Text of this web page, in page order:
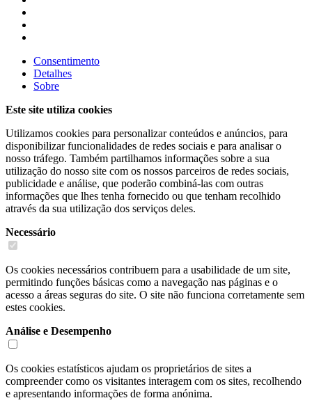
Consentimento
Detalhes
Sobre
Este site utiliza cookies
Utilizamos cookies para personalizar conteúdos e anúncios, para
disponibilizar funcionalidades de redes sociais e para analisar o
nosso tráfego. Também partilhamos informações sobre a sua
utilização do nosso site com os nossos parceiros de redes sociais,
publicidade e análise, que poderão combiná-las com outras
informações que lhes tenha fornecido ou que tenham recolhido
através da sua utilização dos serviços deles.
Necessário
Os cookies necessários contribuem para a usabilidade de um site,
permitindo funções básicas como a navegação nas páginas e o
acesso a áreas seguras do site. O site não funciona corretamente sem
estes cookies.
Análise e Desempenho
Os cookies estatísticos ajudam os proprietários de sites a
compreender como os visitantes interagem com os sites, recolhendo
e apresentando informações de forma anónima.